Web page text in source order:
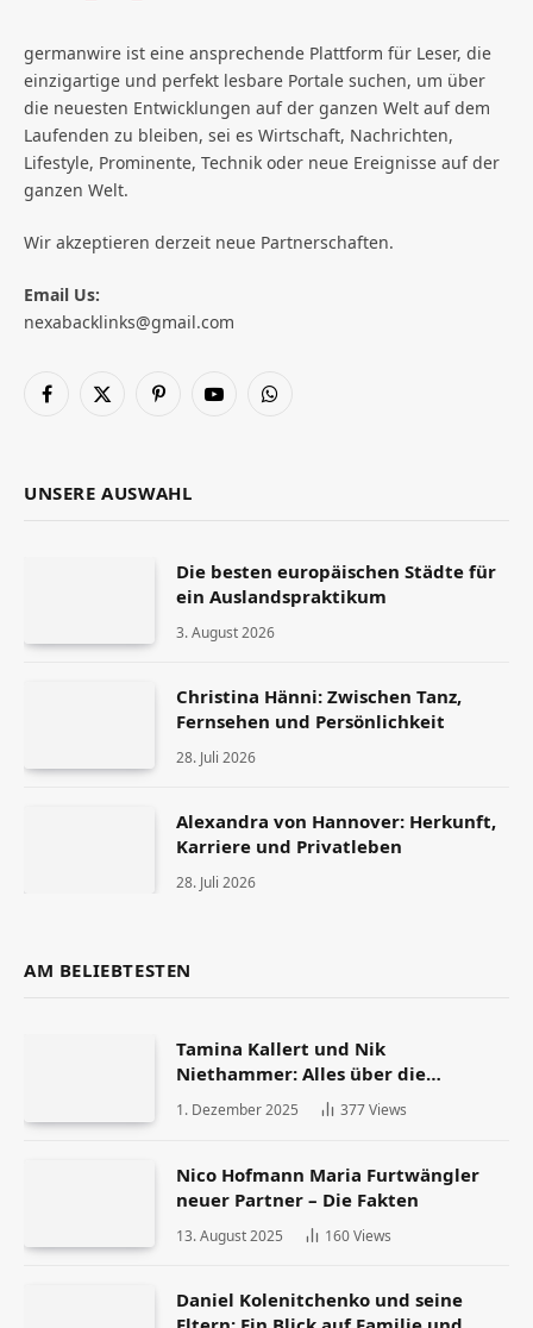
germanwire ist eine ansprechende Plattform für Leser, die
einzigartige und perfekt lesbare Portale suchen, um über
die neuesten Entwicklungen auf der ganzen Welt auf dem
Laufenden zu bleiben, sei es Wirtschaft, Nachrichten,
Lifestyle, Prominente, Technik oder neue Ereignisse auf der
ganzen Welt.
Wir akzeptieren derzeit neue Partnerschaften.
Email Us:
nexabacklinks@gmail.com
Facebook
X
PinterestYouTubeWhatsApp
UNSERE AUSWAHL
Die besten europäischen Städte für
ein Auslandspraktikum
3. August 2026
Christina Hänni: Zwischen Tanz,
Fernsehen und Persönlichkeit
28. Juli 2026
Alexandra von Hannover: Herkunft,
Karriere und Privatleben
28. Juli 2026
AM BELIEBTESTEN
Tamina Kallert und Nik
Niethammer: Alles über die
Scheidung und ihr Leben danach
1. Dezember 2025 377Views
Nico Hofmann Maria Furtwängler
neuer Partner – Die Fakten
13. August 2025 160Views
Daniel Kolenitchenko und seine